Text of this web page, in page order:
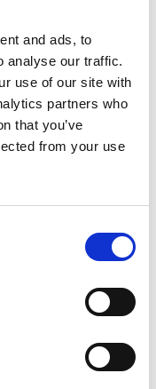
and ads, to
analyse our traffic.
use of our site with
partners who
that you’ve
from your use
suo SUV Peaq